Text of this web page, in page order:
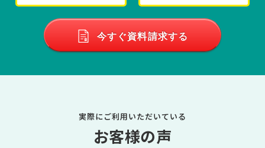
今すぐ資料請求する
実際にご利用いただいている
お客様の声